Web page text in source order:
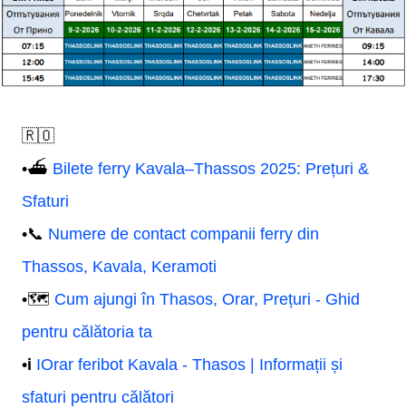
🇷🇴
•⛴️ Bilete ferry Kavala–Thassos 2025: Prețuri &
Sfaturi
•📞 Numere de contact companii ferry din
Thassos, Kavala, Keramoti
•🗺️ Cum ajungi în Thasos, Orar, Prețuri - Ghid
pentru călătoria ta
•ℹ️ IOrar feribot Kavala - Thasos | Informații și
sfaturi pentru călători